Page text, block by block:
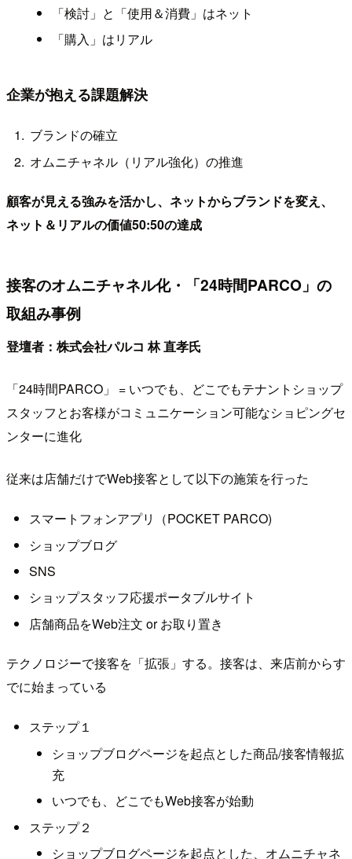
「検討」と「使用＆消費」はネット
「購入」はリアル
企業が抱える課題解決
ブランドの確立
オムニチャネル（リアル強化）の推進
顧客が見える強みを活かし、ネットからブランドを変え、
ネット＆リアルの価値50:50の達成
接客のオムニチャネル化・「24時間PARCO」の
取組み事例
登壇者：株式会社パルコ 林 直孝氏
「24時間PARCO」 = いつでも、どこでもテナントショップ
スタッフとお客様がコミュニケーション可能なショピングセ
ンターに進化
従来は店舗だけでWeb接客として以下の施策を行った
スマートフォンアプリ（POCKET PARCO)
ショップブログ
SNS
ショップスタッフ応援ポータブルサイト
店舗商品をWeb注文 or お取り置き
テクノロジーで接客を「拡張」する。接客は、来店前からす
でに始まっている
ステップ１
ショップブログページを起点とした商品/接客情報拡
充
いつでも、どこでもWeb接客が始動
ステップ２
ショップブログページを起点とした、オムニチャネ